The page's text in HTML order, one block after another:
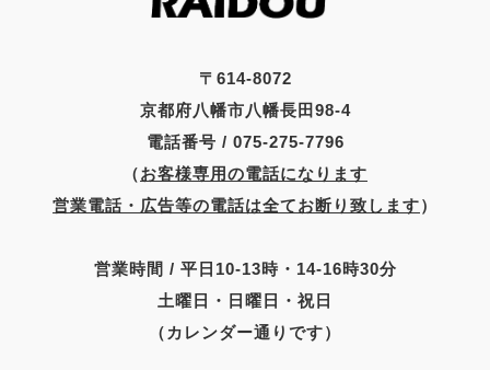
〒614-8072
京都府八幡市八幡長田98-4
電話番号 / 075-275-7796
（お客様専用の電話になります
営業電話・広告等の電話は全てお断り致します）
営業時間 / 平日10-13時・14-16時30分
土曜日・日曜日・祝日
（カレンダー通りです）